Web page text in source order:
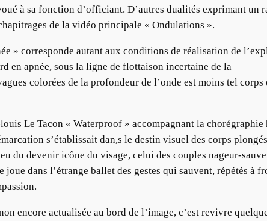
à sa fonction d’officiant. D’autres dualités exprimant un
de la vidéo principale « Ondulations ».
» corresponde autant aux conditions de réalisation de
en apnée, sous la ligne de flottaison incertaine de la
colorées de la profondeur de l’onde est moins tel corps
Le Tacon « Waterproof » accompagnant la
s’établissait dan,s le destin visuel des corps
du devenir icône du visage, celui des couples nageur-
dans l’étrange ballet des gestes qui sauvent, répétés à
encore actualisée au bord de l’image, c’est revivre